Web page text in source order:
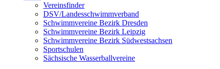
Vereinsfinder
DSV/Landesschwimmverband
Schwimmvereine Bezirk Dresden
Schwimmvereine Bezirk Leipzig
Schwimmvereine Bezirk Südwestsachsen
Sportschulen
Sächsische Wasserballvereine